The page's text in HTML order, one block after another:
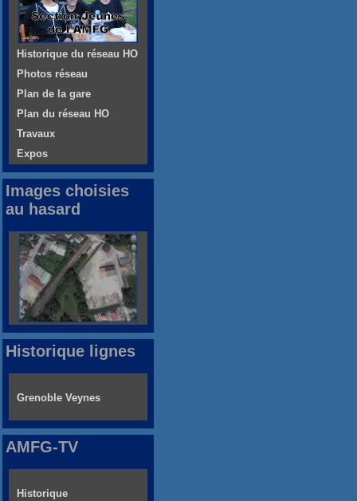
Historique du réseau HO
Photos réseau
Plan de la gare
Plan du réseau HO
Travaux
Expos
Images choisies
au hasard
Historique lignes
Grenoble Veynes
AMFG-TV
Historique